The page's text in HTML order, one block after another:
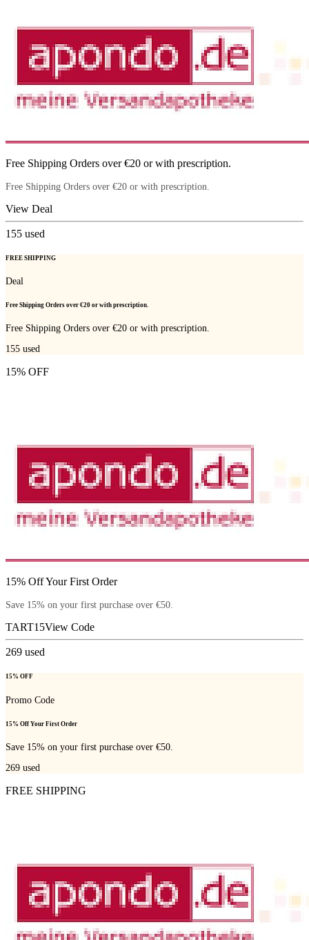
Free Shipping Orders over €20 or with prescription.
Free Shipping Orders over €20 or with prescription.
View Deal
155 used
FREE SHIPPING
Deal
Free Shipping Orders over €20 or with prescription.
Free Shipping Orders over €20 or with prescription.
155 used
15% OFF
15% Off Your First Order
Save 15% on your first purchase over €50.
TART15View Code
269 used
15% OFF
Promo Code
15% Off Your First Order
Save 15% on your first purchase over €50.
269 used
FREE SHIPPING